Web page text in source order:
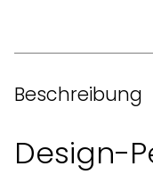
Beschreibung
Design-